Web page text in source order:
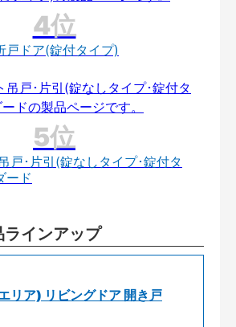
戸ドア(錠付タイプ)
戸･片引(錠なしタイプ･錠付タ
ード
インアップ
リア) リビングドア 開き戸